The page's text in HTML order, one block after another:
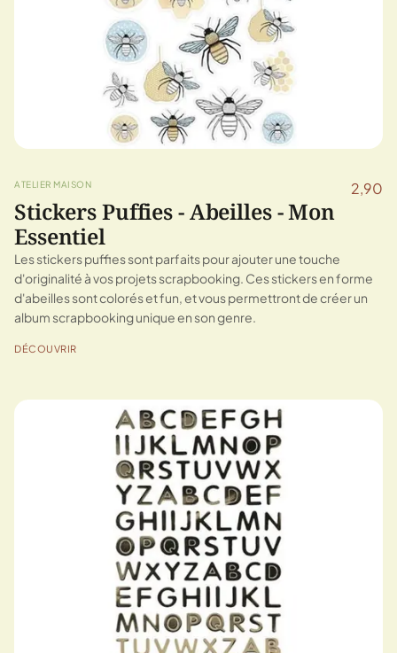
ATELIER MAISON 2,90
Stickers Puffies - Abeilles - Mon
Essentiel
Les stickers puffies sont parfaits pour ajouter une touche
d'originalité à vos projets scrapbooking. Ces stickers en forme
d'abeilles sont colorés et fun, et vous permettront de créer un
album scrapbooking unique en son genre.
DÉCOUVRIR